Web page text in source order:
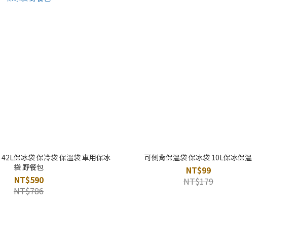
保冰袋 保冷袋 保溫袋 車用保冰
袋 野餐包
NT$590
NT$786
可側背保溫袋 保冰袋 10L保冰保溫
NT$99
NT$179